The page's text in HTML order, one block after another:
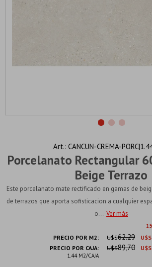
Porcelanato Rectangular
Beige Terrazo
CANCUN-CREMA-
Este porcelanato mate rectificado en gamas de
de terrazos que aporta sofisticacion a cualquier
o... Ver más
15
PRECIO POR M2: U$S
U$S62.29
PRECIO POR CAJA:
1.44 M2/CAJA
U$S
U$S89,70